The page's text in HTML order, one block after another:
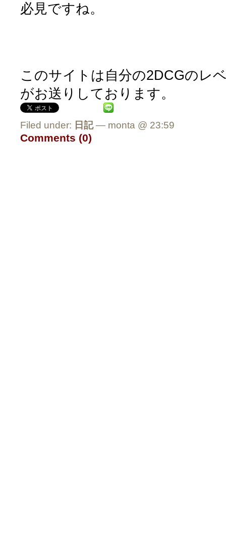
必見ですね。
このサイトは自分の2DCGのレ
がお送りしております。
Filed under: 日記— monta @ 23:59
Comments (0)